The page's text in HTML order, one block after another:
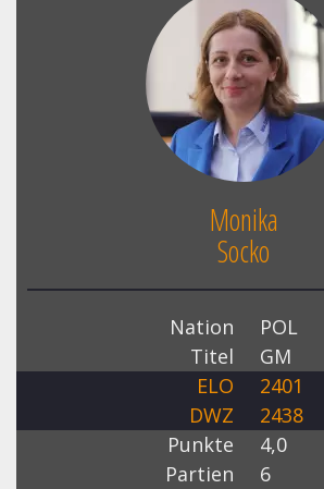
Monika
Socko
Nation
POL
Titel
GM
ELO
2401
DWZ
2438
Punkte
4,0
Partien
6